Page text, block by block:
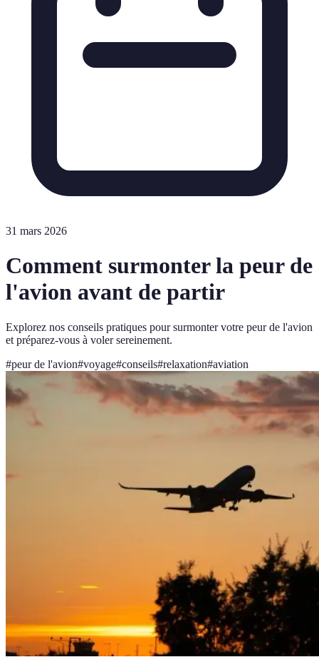
31 mars 2026
Comment surmonter la peur de
l'avion avant de partir
Explorez nos conseils pratiques pour surmonter votre peur de l'avion
et préparez-vous à voler sereinement.
#peur de l'avion#voyage#conseils#relaxation#aviation